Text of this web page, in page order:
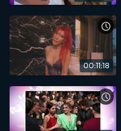
00:11:18